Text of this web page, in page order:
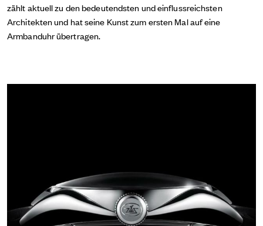
zählt aktuell zu den bedeutendsten und einflussreichsten
Architekten und hat seine Kunst zum ersten Mal auf eine
Armbanduhr übertragen.